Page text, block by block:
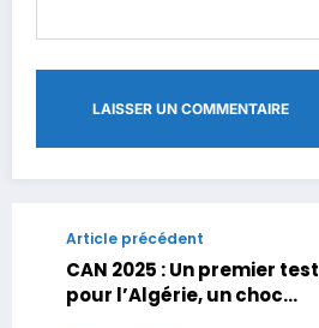
Article précédent
CAN 2025 : Un premier test
pour l’Algérie, un choc